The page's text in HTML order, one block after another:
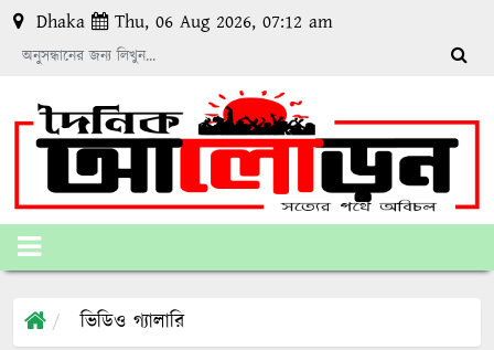
Dhaka Thu, 06 Aug 2026, 07:12 am
ভিডিও গ্যালারি